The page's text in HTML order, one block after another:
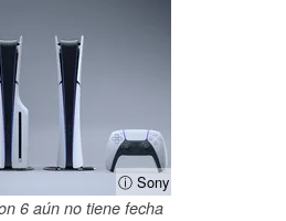
ⓘ Sony
6 aún no tiene fecha